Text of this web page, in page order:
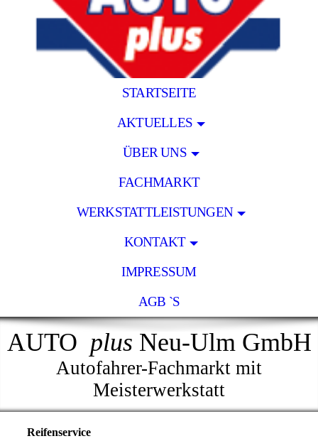
STARTSEITE
AKTUELLES
ÜBER UNS
FACHMARKT
WERKSTATTLEISTUNGEN
KONTAKT
IMPRESSUM
AGB `S
AUTO plus Neu-Ulm GmbH
Autofahrer-Fachmarkt mit
Meisterwerkstatt
Reifenservice